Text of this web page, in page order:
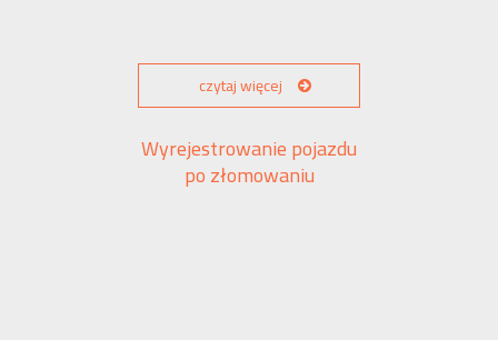
czytaj więcej
Wyrejestrowanie pojazdu
po złomowaniu